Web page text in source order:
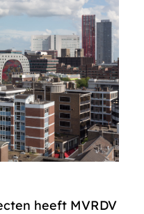
heeft MVRDV